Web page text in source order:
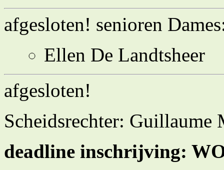
afgesloten! senioren
Ellen De Landtsheer
afgesloten!
Scheidsrechter: Guillaume
deadline inschrijving: